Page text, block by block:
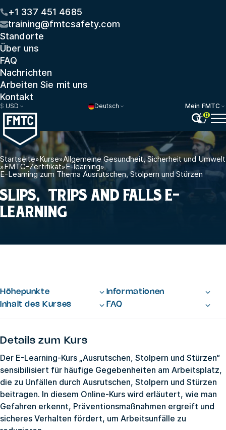
+1 337 451 4685
training@fmtcsafety.com
Standorte
Über uns
FAQ
Nachrichten
Arbeiten Sie mit uns
Kontakt
$ USD Deutsch
Mein FMTC
0
Startseite»Kurse»Allgemeine Gesundheit, Sicherheit und Umwelt
»FMTC-Zertifikat»E-learning»
E-Learning zum Thema Ausrutschen, Stolpern und Stürzen
SLIPS, TRIPS AND FALLS E-
LEARNING
Höhepunkte
Informationen
Inhalt des Kurses
FAQ
Details zum Kurs
Der E-Learning-Kurs „Ausrutschen, Stolpern und Stürzen“
sensibilisiert für häufige Gegebenheiten am Arbeitsplatz,
die zu Unfällen durch Ausrutschen, Stolpern und Stürzen
beitragen. In diesem Online-Kurs wird erläutert, wie man
Gefahren erkennt, Präventionsmaßnahmen ergreift und
sicheres Verhalten fördert, um Arbeitsunfälle zu